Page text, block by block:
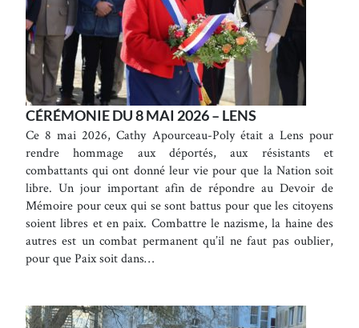
CÉRÉMONIE DU 8 MAI 2026 – LENS
Ce 8 mai 2026, Cathy Apourceau-Poly était a Lens pour
rendre hommage aux déportés, aux résistants et
combattants qui ont donné leur vie pour que la Nation soit
libre. Un jour important afin de répondre au Devoir de
Mémoire pour ceux qui se sont battus pour que les citoyens
soient libres et en paix. Combattre le nazisme, la haine des
autres est un combat permanent qu’il ne faut pas oublier,
pour que Paix soit dans…